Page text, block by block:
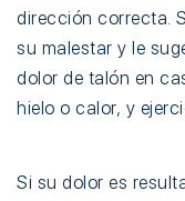
dirección correcta.
su malestar y le
dolor de talón en
hielo o calor, y
Si su dolor es